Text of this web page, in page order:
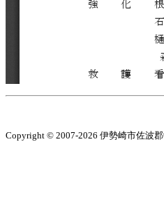
Copyright © 2007-2026 伊勢崎市佐波